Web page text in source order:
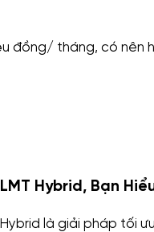
đồng/ tháng, có nên
Hybrid, Bạn
là giải pháp tối